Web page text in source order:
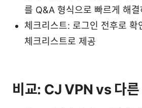
를 Q&A 형식으로 빠르게 해결
체크리스트: 로그인 전후로 확
체크리스트로 제공
비교: CJ VPN vs 다